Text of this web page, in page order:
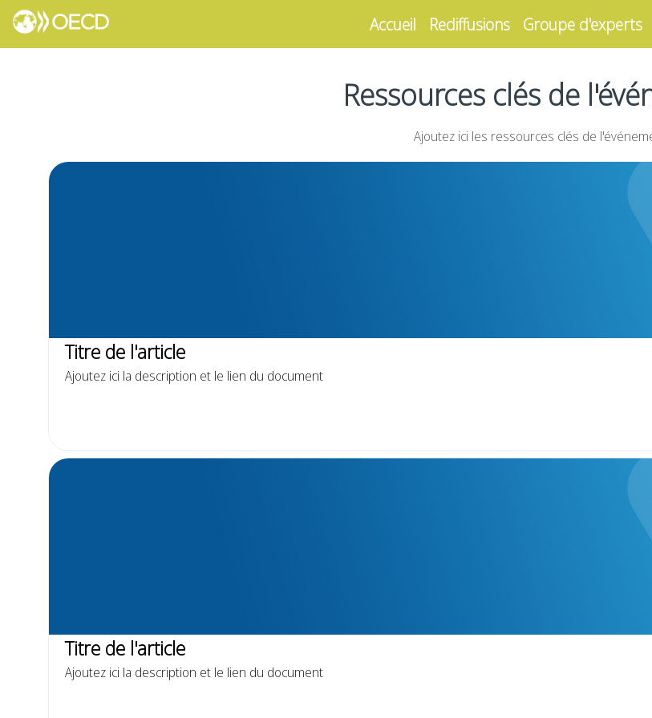
Accueil Rediffusions Groupe d'experts
Ressources clés de
Ajoutez ici les ressources clés de
Titre de l'article
Ajoutez ici la description et le lien du document
Titre de l'article
Ajoutez ici la description et le lien du document